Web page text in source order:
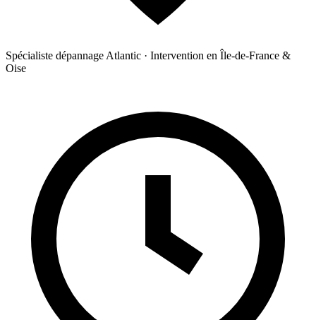
Spécialiste dépannage Atlantic · Intervention en Île-de-France &
Oise